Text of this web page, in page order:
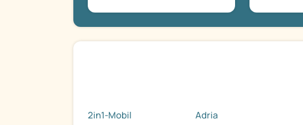
2in1-Mobil Adria